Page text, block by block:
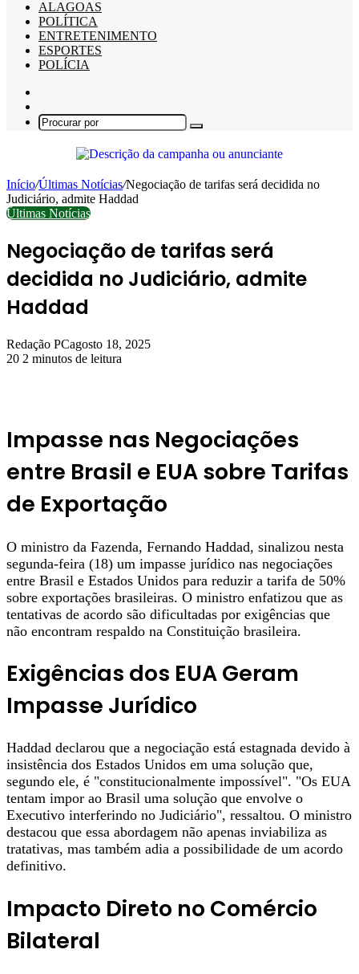
ALAGOAS
POLÍTICA
ENTRETENIMENTO
ESPORTES
POLÍCIA
skin
Procurar
Início/Últimas Notícias/Negociação de tarifas será decidida no
Judiciário, admite Haddad
Últimas Notícias
Negociação de tarifas será
decidida no Judiciário, admite
Haddad
Redação PCagosto 18, 2025
20 2 minutos de leitura
Impasse nas Negociações
entre Brasil e EUA sobre Tarifas
de Exportação
O ministro da Fazenda, Fernando Haddad, sinalizou nesta
segunda-feira (18) um impasse jurídico nas negociações
entre Brasil e Estados Unidos para reduzir a tarifa de 50%
sobre exportações brasileiras. O ministro enfatizou que as
tentativas de acordo são dificultadas por exigências que
não encontram respaldo na Constituição brasileira.
Exigências dos EUA Geram
Impasse Jurídico
Haddad declarou que a negociação está estagnada devido à
insistência dos Estados Unidos em uma solução que,
segundo ele, é "constitucionalmente impossível". "Os EUA
tentam impor ao Brasil uma solução que envolve o
Executivo interferindo no Judiciário", ressaltou. O ministro
destacou que essa abordagem não apenas inviabiliza as
tratativas, mas também adia a possibilidade de um acordo
definitivo.
Impacto Direto no Comércio
Bilateral